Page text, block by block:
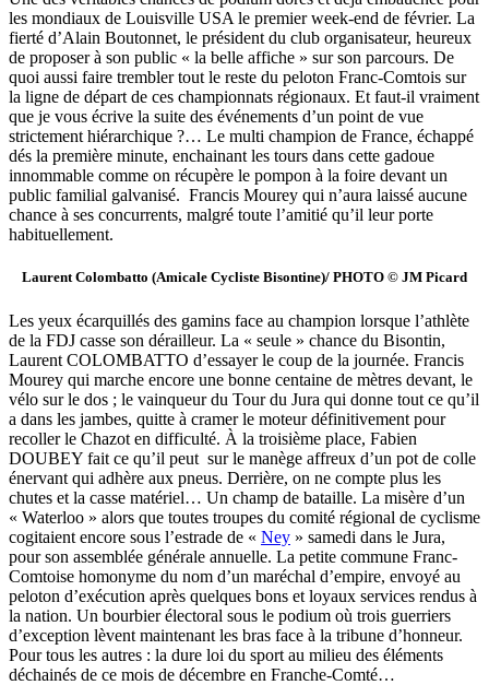
les mondiaux de Louisville USA le premier week-end de février. La
fierté d’Alain Boutonnet, le président du club organisateur, heureux
de proposer à son public « la belle affiche » sur son parcours. De
quoi aussi faire trembler tout le reste du peloton Franc-Comtois sur
la ligne de départ de ces championnats régionaux. Et faut-il vraiment
que je vous écrive la suite des événements d’un point de vue
strictement hiérarchique ?… Le multi champion de France, échappé
dés la première minute, enchainant les tours dans cette gadoue
innommable comme on récupère le pompon à la foire devant un
public familial galvanisé. Francis Mourey qui n’aura laissé aucune
chance à ses concurrents, malgré toute l’amitié qu’il leur porte
habituellement.
Laurent Colombatto (Amicale Cycliste Bisontine)/ PHOTO © JM Picard
Les yeux écarquillés des gamins face au champion lorsque l’athlète
de la FDJ casse son dérailleur. La « seule » chance du Bisontin,
Laurent COLOMBATTO d’essayer le coup de la journée. Francis
Mourey qui marche encore une bonne centaine de mètres devant, le
vélo sur le dos ; le vainqueur du Tour du Jura qui donne tout ce qu’il
a dans les jambes, quitte à cramer le moteur définitivement pour
recoller le Chazot en difficulté. À la troisième place, Fabien
DOUBEY fait ce qu’il peut sur le manège affreux d’un pot de colle
énervant qui adhère aux pneus. Derrière, on ne compte plus les
chutes et la casse matériel… Un champ de bataille. La misère d’un
« Waterloo » alors que toutes troupes du comité régional de cyclisme
cogitaient encore sous l’estrade de « Ney » samedi dans le Jura,
pour son assemblée générale annuelle. La petite commune Franc-
Comtoise homonyme du nom d’un maréchal d’empire, envoyé au
peloton d’exécution après quelques bons et loyaux services rendus à
la nation. Un bourbier électoral sous le podium où trois guerriers
d’exception lèvent maintenant les bras face à la tribune d’honneur.
Pour tous les autres : la dure loi du sport au milieu des éléments
déchainés de ce mois de décembre en Franche-Comté…